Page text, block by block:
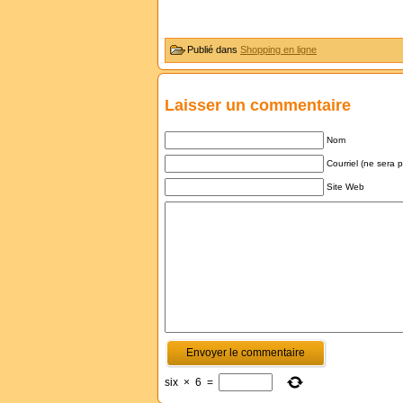
Publié dans Shopping en ligne
Laisser un commentaire
Nom
Courriel (ne sera
Site Web
six × 6 =